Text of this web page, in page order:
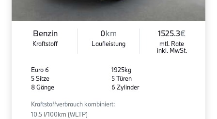
Benzin
Kraftstoff
0km
Laufleistung
1525.3€
mtl. Rate
inkl. MwSt.
Euro 6
5 Sitze
8 Gänge
1925kg
5 Türen
6 Zylinder
Kraftstoffverbrauch kombiniert:
10.5 l/100km (WLTP)